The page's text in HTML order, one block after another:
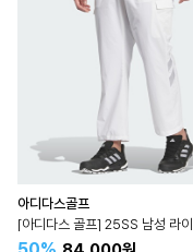
아디다스골프